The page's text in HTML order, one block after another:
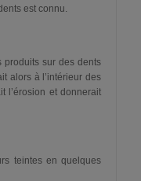
est connu.
produits sur des dents
alors à l’intérieur des
l’érosion et donnerait
teintes en quelques